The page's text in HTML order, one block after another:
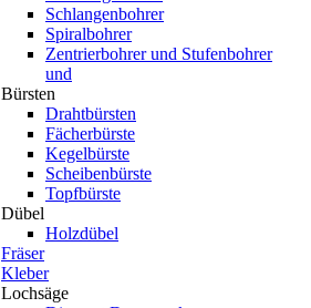
Schlangenbohrer
Spiralbohrer
Zentrierbohrer und Stufenbohrer
und
Bürsten
Drahtbürsten
Fächerbürste
Kegelbürste
Scheibenbürste
Topfbürste
Dübel
Holzdübel
Fräser
Kleber
Lochsäge